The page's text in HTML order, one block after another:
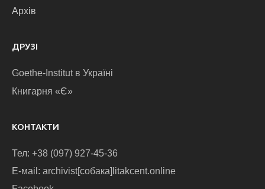
Архів
ДРУЗІ
Goethe-Institut в Україні
Книгарня «Є»
КОНТАКТИ
Тел: +38 (097) 927-45-36
E-маіl: archivist[собака]litakcent.online